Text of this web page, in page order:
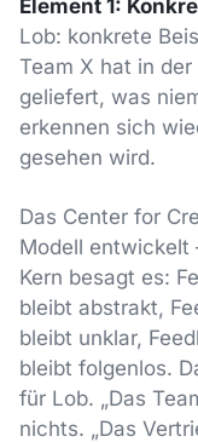
Element 1:
Lob: konkrete
Team X hat in
geliefert, was
erkennen sich
gesehen wird.
Das Center for
Modell
Kern besagt es:
bleibt abstrakt,
bleibt unklar,
bleibt folgenlos.
für Lob. „Das
nichts. „Das